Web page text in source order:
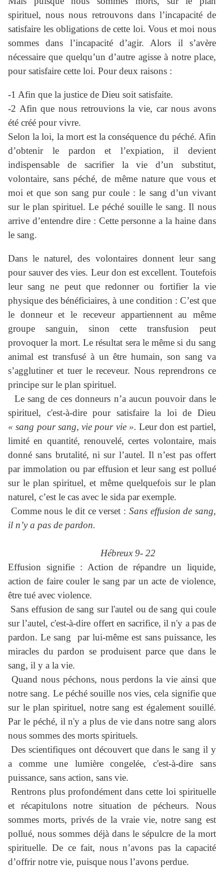
spirituel, nous nous retrouvons dans l’incapacité de
satisfaire les obligations de cette loi. Vous et moi nous
sommes dans l’incapacité d’agir. Alors il s’avère
nécessaire que quelqu’un d’autre agisse à notre place,
pour satisfaire cette loi. Pour deux raisons :
-1 Afin que la justice de Dieu soit satisfaite.
-2 Afin que nous retrouvions la vie, car nous avons
été créé pour vivre.
Selon la loi, la mort est la conséquence du péché. Afin
d’obtenir le pardon et l’expiation, il devient
indispensable de sacrifier la vie d’un substitut,
volontaire, sans péché, de même nature que vous et
moi et que son sang pur coule : le sang d’un vivant
sur le plan spirituel. Le péché souille le sang. Il nous
arrive d’entendre dire : Cette personne a la haine dans
le sang.
Dans le naturel, des volontaires donnent leur sang
pour sauver des vies. Leur don est excellent. Toutefois
leur sang ne peut que redonner ou fortifier la vie
physique des bénéficiaires, à une condition : C’est que
le donneur et le receveur appartiennent au même
groupe sanguin, sinon cette transfusion peut
provoquer la mort. Le résultat sera le même si du sang
animal est transfusé à un être humain, son sang va
s’agglutiner et tuer le receveur. Nous reprendrons ce
principe sur le plan spirituel.
Le sang de ces donneurs n’a aucun pouvoir dans le
spirituel, c'est-à-dire pour satisfaire la loi de Dieu
« sang pour sang, vie pour vie ». Leur don est partiel,
limité en quantité, renouvelé, certes volontaire, mais
donné sans brutalité, ni sur l’autel. Il n’est pas offert
par immolation ou par effusion et leur sang est pollué
sur le plan spirituel, et même quelquefois sur le plan
naturel, c’est le cas avec le sida par exemple.
Comme nous le dit ce verset : Sans effusion de sang,
il n’y a pas de pardon.
Hébreux 9- 22
Effusion signifie : Action de répandre un liquide,
action de faire couler le sang par un acte de violence,
être tué avec violence.
Sans effusion de sang sur l'autel ou de sang qui coule
sur l’autel, c'est-à-dire offert en sacrifice, il n'y a pas de
pardon. Le sang par lui-même est sans puissance, les
miracles du pardon se produisent parce que dans le
sang, il y a la vie.
Quand nous péchons, nous perdons la vie ainsi que
notre sang. Le péché souille nos vies, cela signifie que
sur le plan spirituel, notre sang est également souillé.
Par le péché, il n'y a plus de vie dans notre sang alors
nous sommes des morts spirituels.
Des scientifiques ont découvert que dans le sang il y
a comme une lumière congelée, c'est-à-dire sans
puissance, sans action, sans vie.
Rentrons plus profondément dans cette loi spirituelle
et récapitulons notre situation de pécheurs. Nous
sommes morts, privés de la vraie vie, notre sang est
pollué, nous sommes déjà dans le sépulcre de la mort
spirituelle. De ce fait, nous n’avons pas la capacité
d’offrir notre vie, puisque nous l’avons perdue.